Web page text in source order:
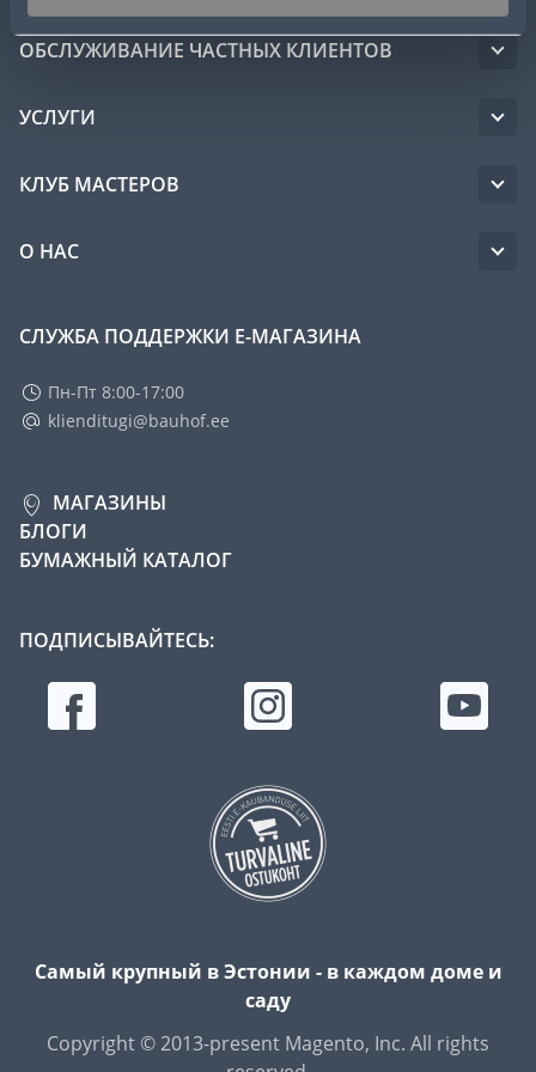
ОБСЛУЖИВАНИЕ ЧАСТНЫХ КЛИЕНТОВ
УСЛУГИ
КЛУБ МАСТЕРОВ
О НАС
СЛУЖБА ПОДДЕРЖКИ Е-МАГАЗИНА
Пн-Пт 8:00-17:00
klienditugi@bauhof.ee
МАГАЗИНЫ
БЛОГИ
БУМАЖНЫЙ КАТАЛОГ
ПОДПИСЫВАЙТЕСЬ:
Самый крупный в Эстонии - в каждом доме и
саду
Copyright © 2013-present Magento, Inc. All rights